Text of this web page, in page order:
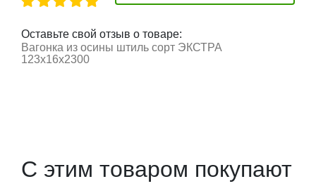
Оставьте свой отзыв о товаре:
Вагонка из осины штиль сорт ЭКСТРА
123x16x2300